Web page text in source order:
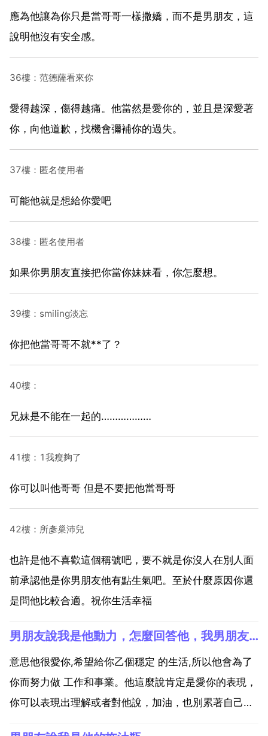
應為他讓為你只是當哥哥一樣撒嬌，而不是男朋友，這
說明他沒有安全感。
36樓：范德薩看來你
愛得越深，傷得越痛。他當然是愛你的，並且是深愛著
你，向他道歉，找機會彌補你的過失。
37樓：匿名使用者
可能他就是想給你愛吧
38樓：匿名使用者
如果你男朋友直接把你當你妹妹看，你怎麼想。
39樓：smiling淡忘
你把他當哥哥不就**了？
40樓：
兄妹是不能在一起的………………
41樓：1我瘦夠了
你可以叫他哥哥 但是不要把他當哥哥
42樓：所彥巢沛兒
也許是他不喜歡這個稱號吧，要不就是你沒人在別人面
前承認他是你男朋友他有點生氣吧。至於什麼原因你還
是問他比較合適。祝你生活幸福
男朋友說我是他動力，怎麼回答他，我男朋友說我就是他的動力！什麼意思？
意思他很愛你,希望給你乙個穩定 的生活,所以他會為了
你而努力做 工作和事業。他這麼說肯定是愛你的表現，
你可以表現出理解或者對他說，加油，也別累著自己之